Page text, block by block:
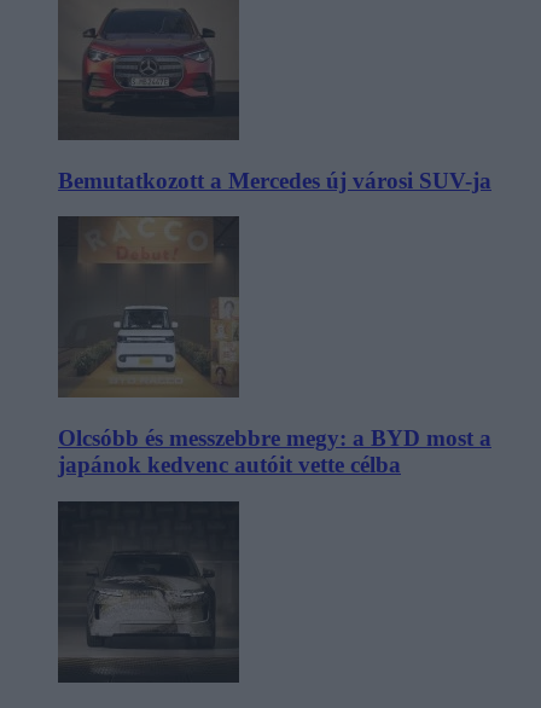
Bemutatkozott a Mercedes új városi SUV-ja
Olcsóbb és messzebbre megy: a BYD most a
japánok kedvenc autóit vette célba